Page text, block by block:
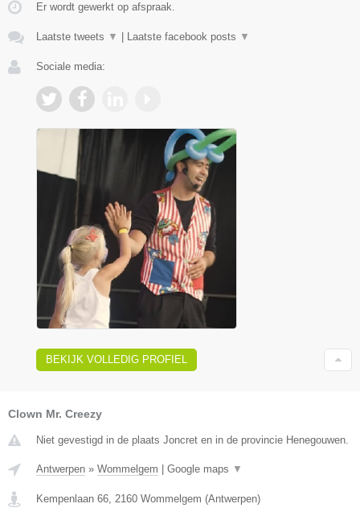
Er wordt gewerkt op afspraak.
Laatste tweets ▼ Laatste facebook posts ▼
Sociale media:
BEKIJK VOLLEDIG PROFIEL
Clown Mr. Creezy
Niet gevestigd in de plaats Joncret en in de provincie Henegouwen.
Antwerpen » Wommelgem Google maps ▼
Kempenlaan 66, 2160 Wommelgem (Antwerpen)